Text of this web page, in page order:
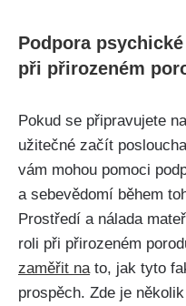
Podpora​
při přirozeném
Pokud se připravujete
užitečné začít
vám mohou pomoci
a sebevědomí během
Prostředí a nálada
roli při přirozeném⁢
zaměřit na to, jak ⁤tyto
prospěch. Zde je